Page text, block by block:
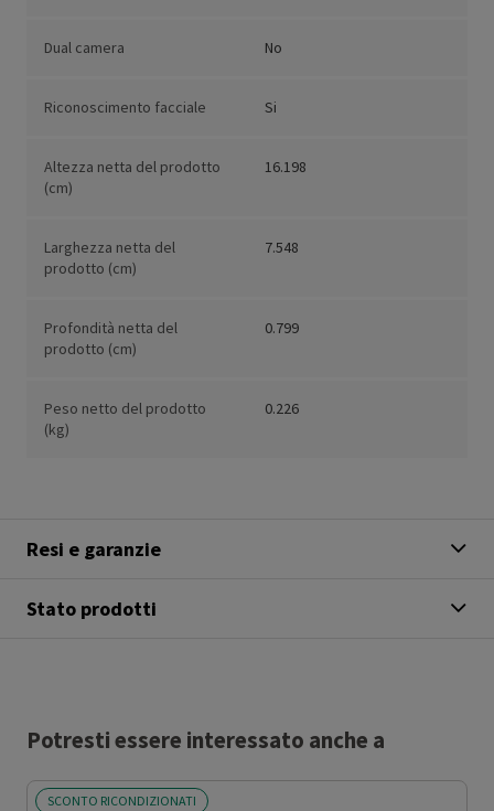
Dual camera No
Riconoscimento facciale Si
Altezza netta del prodotto
(cm)
16.198
Larghezza netta del
prodotto (cm)
7.548
Profondità netta del
prodotto (cm)
0.799
Peso netto del prodotto
(kg)
0.226
Resi e garanzie
Stato prodotti
Potresti essere interessato anche a
SCONTO RICONDIZIONATI